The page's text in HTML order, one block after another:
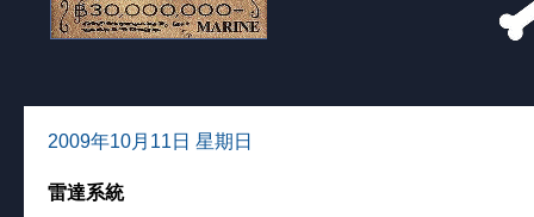
2009年10月11日 星期日
雷達系統